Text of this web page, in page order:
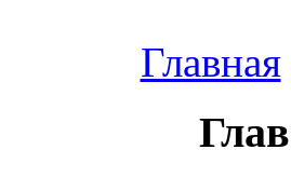
Главная